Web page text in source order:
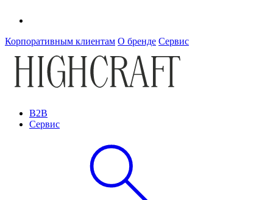
Корпоративным клиентам О бренде Сервис
B2B
Сервис